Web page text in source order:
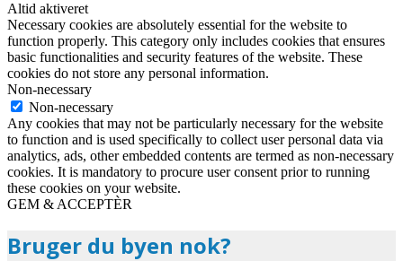
Altid aktiveret
Necessary cookies are absolutely essential for the website to
function properly. This category only includes cookies that ensures
basic functionalities and security features of the website. These
cookies do not store any personal information.
Non-necessary
Non-necessary
Any cookies that may not be particularly necessary for the website
to function and is used specifically to collect user personal data via
analytics, ads, other embedded contents are termed as non-necessary
cookies. It is mandatory to procure user consent prior to running
these cookies on your website.
GEM & ACCEPTÈR
Bruger du byen nok?